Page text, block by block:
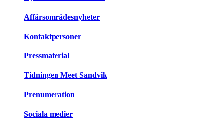
Affärsområdesnyheter
Kontaktpersoner
Pressmaterial
Tidningen Meet Sandvik
Prenumeration
Sociala medier